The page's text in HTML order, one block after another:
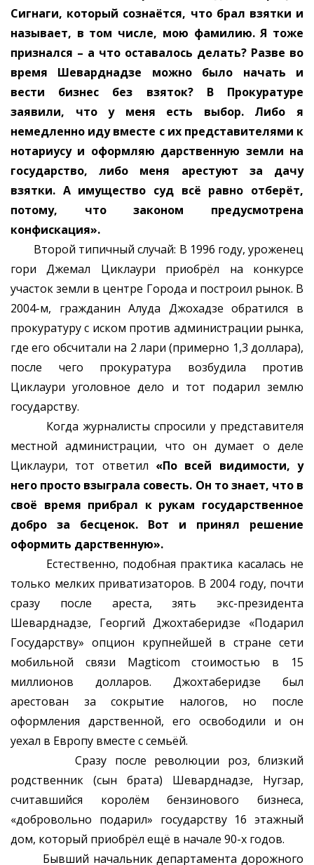
Сигнаги, который сознаётся, что брал взятки и
называет, в том числе, мою фамилию. Я тоже
признался – а что оставалось делать? Разве во
время Шеварднадзе можно было начать и
вести бизнес без взяток? В Прокуратуре
заявили, что у меня есть выбор. Либо я
немедленно иду вместе с их представителями к
нотариусу и оформляю дарственную земли на
государство, либо меня арестуют за дачу
взятки. А имущество суд всё равно отберёт,
потому, что законом предусмотрена
конфискация».
Второй типичный случай: В 1996 году, уроженец
гори Джемал Циклаури приобрёл на конкурсе
участок земли в центре Города и построил рынок. В
2004-м, гражданин Алуда Джохадзе обратился в
прокуратуру с иском против администрации рынка,
где его обсчитали на 2 лари (примерно 1,3 доллара),
после чего прокуратура возбудила против
Циклаури уголовное дело и тот подарил землю
государству.
Когда журналисты спросили у представителя
местной администрации, что он думает о деле
Циклаури, тот ответил «По всей видимости, у
него просто взыграла совесть. Он то знает, что в
своё время прибрал к рукам государственное
добро за бесценок. Вот и принял решение
оформить дарственную».
Естественно, подобная практика касалась не
только мелких приватизаторов. В 2004 году, почти
сразу после ареста, зять экс-президента
Шеварднадзе, Георгий Джохтаберидзе «Подарил
Государству» опцион крупнейшей в стране сети
мобильной связи Magticom стоимостью в 15
миллионов долларов. Джохтаберидзе был
арестован за сокрытие налогов, но после
оформления дарственной, его освободили и он
уехал в Европу вместе с семьёй.
Сразу после революции роз, близкий
родственник (сын брата) Шеварднадзе, Нугзар,
считавшийся королём бензинового бизнеса,
«добровольно подарил» государству 16 этажный
дом, который приобрёл ещё в начале 90-х годов.
Бывший начальник департамента дорожного